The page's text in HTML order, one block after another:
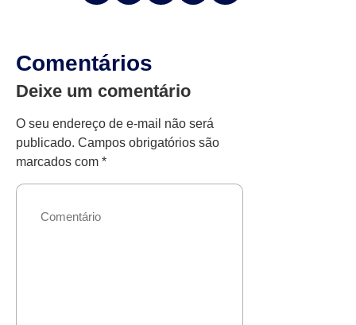
Comentários
Deixe um comentário
O seu endereço de e-mail não será
publicado. Campos obrigatórios são
marcados com *